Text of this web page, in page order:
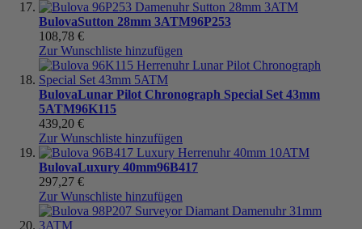
BulovaSutton 28mm 3ATM96P253
108,78 €
Zur Wunschliste hinzufügen
BulovaLunar Pilot Chronograph Special Set 43mm
5ATM96K115
439,20 €
Zur Wunschliste hinzufügen
BulovaLuxury 40mm96B417
297,27 €
Zur Wunschliste hinzufügen